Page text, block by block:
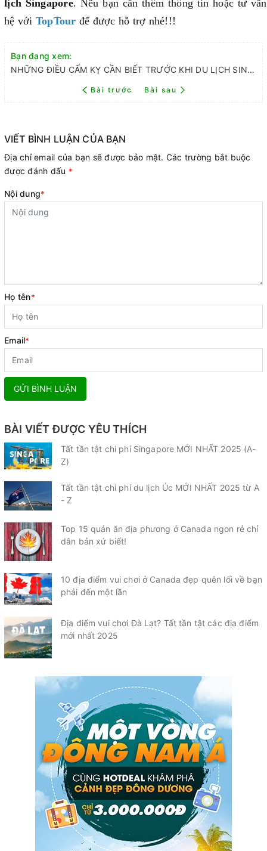
lịch Singapore. Nếu bạn cần thêm thông tin hoặc tư
hệ với TopTour để được hỗ trợ nhé!!!
Bạn đang xem:
NHỮNG ĐIỀU CẤM KỴ CẦN BIẾT TRƯỚC KHI DU LỊCH SINGAPORE
Bài trước Bài sau
VIẾT BÌNH LUẬN CỦA BẠN
Địa chỉ email của bạn sẽ được bảo mật. Các trường bắt buộc
được đánh dấu *
Nội dung*
Họ tên*
Email*
GỬI BÌNH LUẬN
BÀI VIẾT ĐƯỢC YÊU THÍCH
Tất tần tật chi phí Singapore MỚI NHẤT 2025 (A-
Z)
Tất tần tật chi phí du lịch Úc MỚI NHẤT 2025 từ A
- Z
Top 15 quán ăn địa phương ở Canada ngon rẻ chỉ
dân bản xứ biết!
10 địa điểm vui chơi ở Canada đẹp quên lối về bạn
phải đến một lần
Địa điểm vui chơi Đà Lạt? Tất tần tật các địa điểm
mới nhất 2025